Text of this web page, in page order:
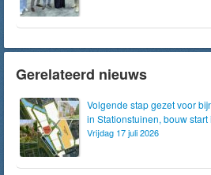
Gerelateerd nieuws
Volgende stap gezet voor
in Stationstuinen, bouw
Vrijdag 17 juli 2026